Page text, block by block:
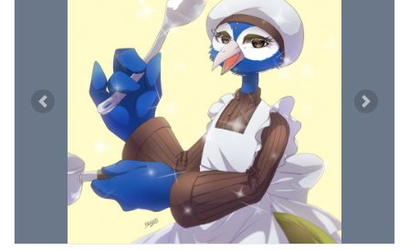
Previous Next